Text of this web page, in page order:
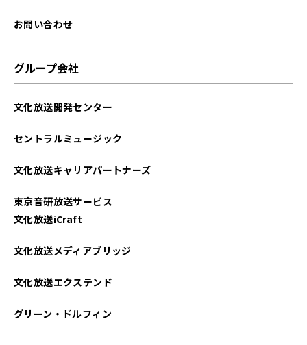
お問い合わせ
グループ会社
文化放送開発センター
セントラルミュージック
文化放送キャリアパートナーズ
東京音研放送サービス
文化放送iCraft
文化放送メディアブリッジ
文化放送エクステンド
グリーン・ドルフィン